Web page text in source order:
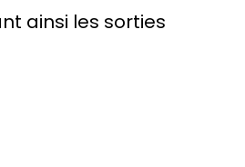
ainsi les sorties